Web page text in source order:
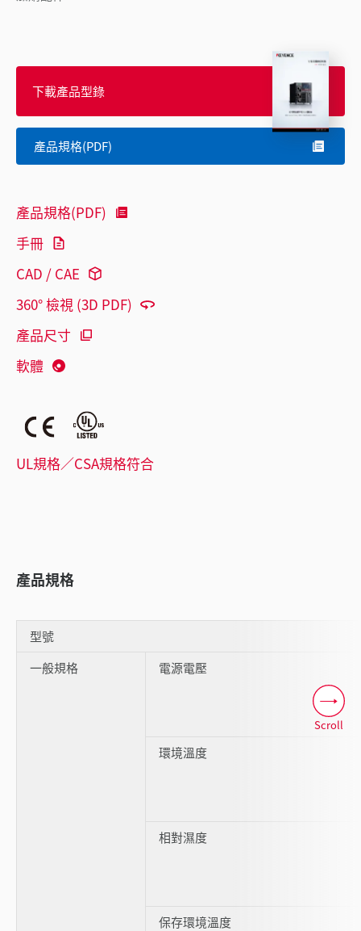
下載產品型錄
產品規格(PDF)
產品規格(PDF)
手冊
CAD / CAE
360° 檢視 (3D PDF)
產品尺寸
軟體
UL規格／CSA規格符合
產品規格
型號
一般規格
電源電壓
環境溫度
相對濕度
保存環境溫度
Scroll